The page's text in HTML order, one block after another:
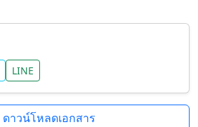
LINE
ดาวน์โหลดเอกสาร